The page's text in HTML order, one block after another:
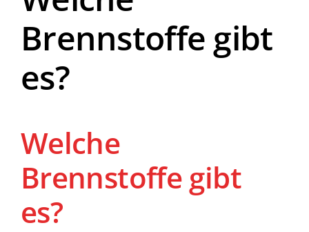
Brennstoffe gibt
es?
Welche
Brennstoffe gibt
es?